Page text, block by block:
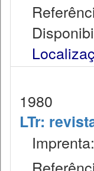
1980
LTr: